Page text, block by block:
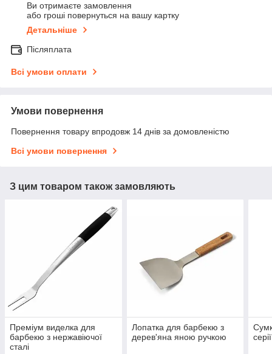
Ви отримаєте замовлення
або гроші повернуться на вашу картку
Детальніше
Післяплата
Всі умови оплати
Умови повернення
Повернення товару впродовж 14 днів за домовленістю
Всі умови повернення
З цим товаром також замовляють
Преміум виделка для
барбекю з нержавіючої
сталі
Лопатка для барбекю з
дерев'яна яною ручкою